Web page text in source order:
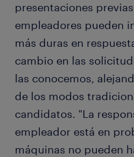
presentaciones
empleadores pueden
más duras en
cambio en las
las conocemos,
de los modos
candidatos. "La
empleador está en
máquinas no pueden